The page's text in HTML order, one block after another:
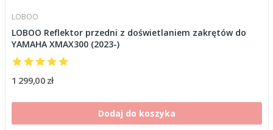
LOBOO
LOBOO Reflektor przedni z doświetlaniem zakrętów do
YAMAHA XMAX300 (2023-)
1 299,00 zł
Dodaj do koszyka